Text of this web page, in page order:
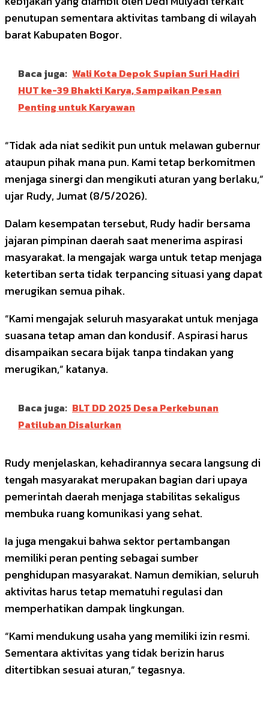
penutupan sementara aktivitas tambang di wilayah
barat Kabupaten Bogor.
Baca juga: Wali Kota Depok Supian Suri Hadiri
HUT ke-39 Bhakti Karya, Sampaikan Pesan
Penting untuk Karyawan
“Tidak ada niat sedikit pun untuk melawan gubernur
ataupun pihak mana pun. Kami tetap berkomitmen
menjaga sinergi dan mengikuti aturan yang berlaku,”
ujar Rudy, Jumat (8/5/2026).
Dalam kesempatan tersebut, Rudy hadir bersama
jajaran pimpinan daerah saat menerima aspirasi
masyarakat. Ia mengajak warga untuk tetap menjaga
ketertiban serta tidak terpancing situasi yang dapat
merugikan semua pihak.
“Kami mengajak seluruh masyarakat untuk menjaga
suasana tetap aman dan kondusif. Aspirasi harus
disampaikan secara bijak tanpa tindakan yang
merugikan,” katanya.
Baca juga: BLT DD 2025 Desa Perkebunan
Patiluban Disalurkan
Rudy menjelaskan, kehadirannya secara langsung di
tengah masyarakat merupakan bagian dari upaya
pemerintah daerah menjaga stabilitas sekaligus
membuka ruang komunikasi yang sehat.
Ia juga mengakui bahwa sektor pertambangan
memiliki peran penting sebagai sumber
penghidupan masyarakat. Namun demikian, seluruh
aktivitas harus tetap mematuhi regulasi dan
memperhatikan dampak lingkungan.
“Kami mendukung usaha yang memiliki izin resmi.
Sementara aktivitas yang tidak berizin harus
ditertibkan sesuai aturan,” tegasnya.